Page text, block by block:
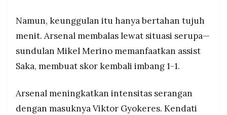
Namun, keunggulan itu hanya bertahan tujuh
menit. Arsenal membalas lewat situasi serupa—
sundulan Mikel Merino memanfaatkan assist
Saka, membuat skor kembali imbang 1-1.
Arsenal meningkatkan intensitas serangan
dengan masuknya Viktor Gyokeres. Kendati